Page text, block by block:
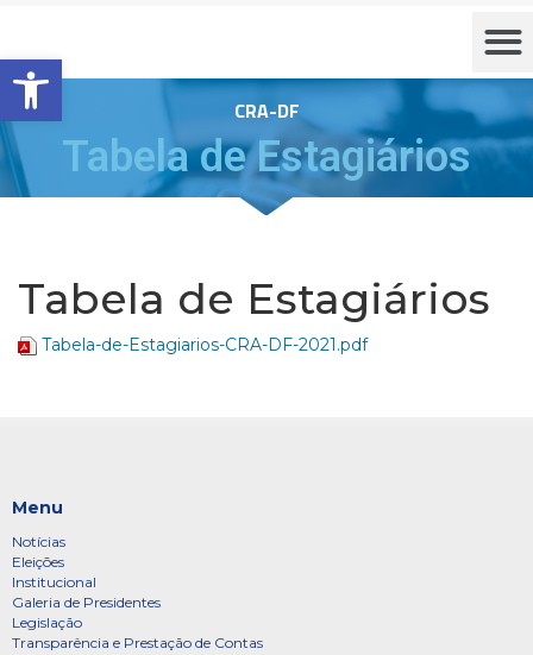
Barra de Ferramentas Aberta
CRA-DF
Tabela de Estagiários
Tabela de Estagiários
Tabela-de-Estagiarios-CRA-DF-2021.pdf
Menu
Notícias
Eleições
Institucional
Galeria de Presidentes
Legislação
Transparência e Prestação de Contas